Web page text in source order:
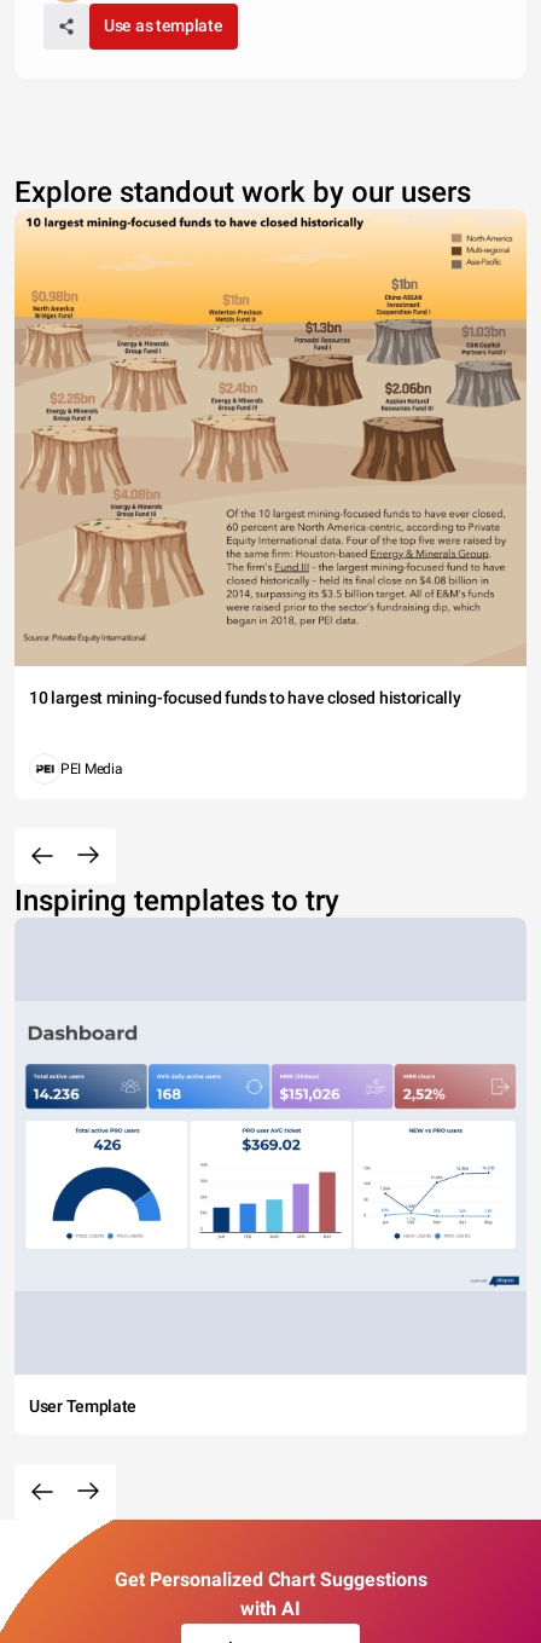
Use as template
Explore standout work by our users
10 largest mining-focused funds to have closed historically
PEI Media
Inspiring templates to try
User Template
Get Personalized Chart Suggestions
with AI